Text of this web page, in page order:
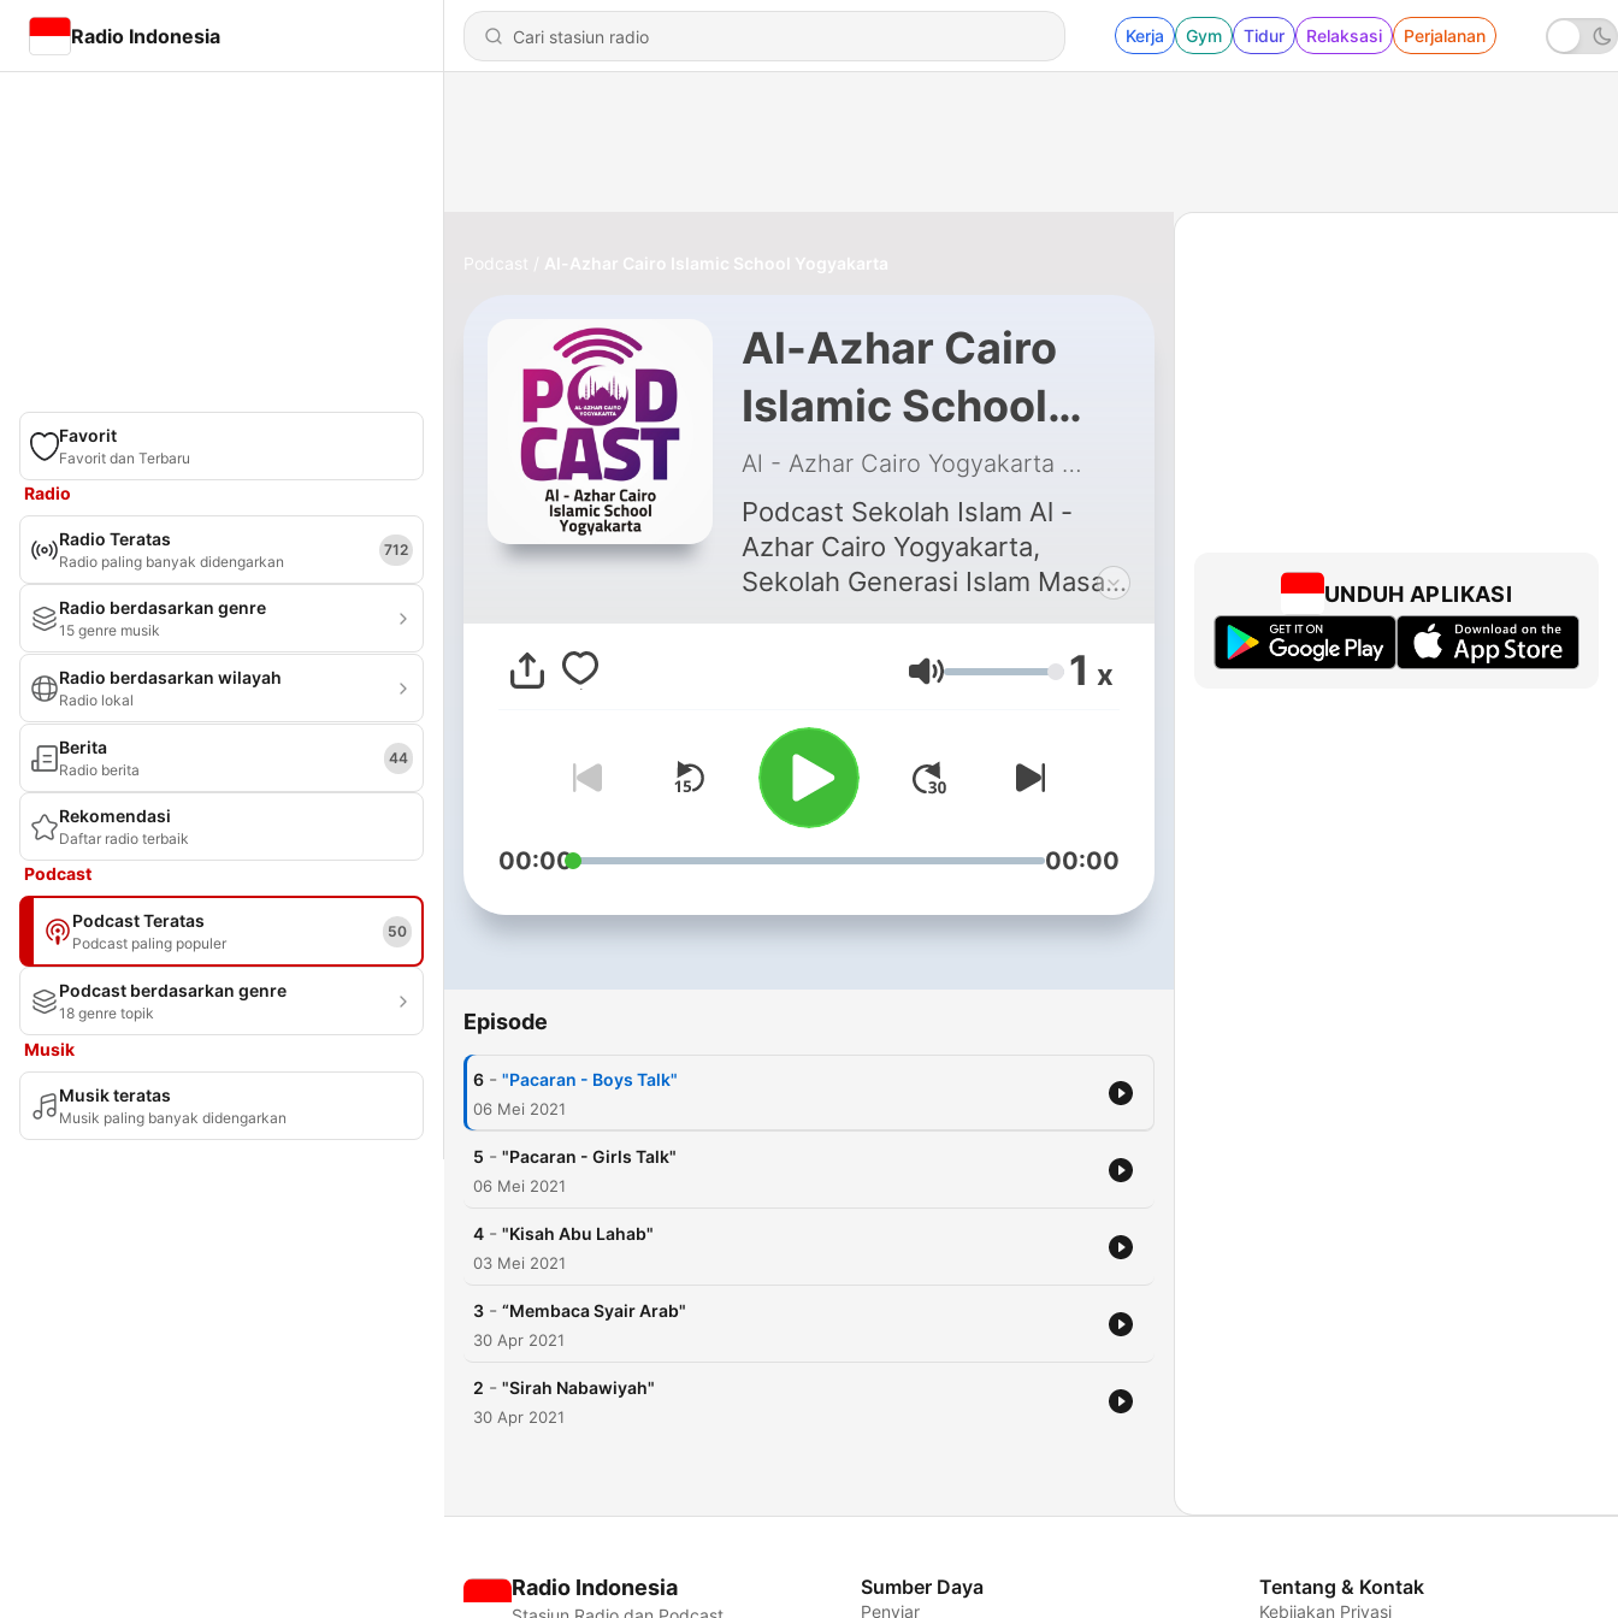
Radio Indonesia Kerja Gym Tidur Relaksasi Perjalanan
Favorit
Favorit dan Terbaru
Radio
Radio Teratas
Radio paling banyak didengarkan
712
Radio berdasarkan genre
15 genre musik
Radio berdasarkan wilayah
Radio lokal
Berita
Radio berita
44
Rekomendasi
Daftar radio terbaik
Podcast
Podcast Teratas
Podcast paling populer
50
Podcast berdasarkan genre
18 genre topik
Musik
Musik teratas
Musik paling banyak didengarkan
Podcast Al-Azhar Cairo Islamic School Yogyakarta
Al-Azhar Cairo
Islamic School
Yogyakarta
Al - Azhar Cairo Yogyakarta |
Podcast Sekolah Islam Al -
Azhar Cairo Yogyakarta,
Sekolah Generasi Islam Masa
Depan Indonesia
Volume 1 x
00:00 00:00
Episode
6 - "Pacaran - Boys Talk"
06 Mei 2021
5 - "Pacaran - Girls Talk"
06 Mei 2021
4 - "Kisah Abu Lahab"
03 Mei 2021
3 - “Membaca Syair Arab"
30 Apr 2021
2 - "Sirah Nabawiyah"
30 Apr 2021
UNDUH APLIKASI
Radio Indonesia Sumber Daya
Penyiar
Tentang & Kontak
Kebijakan Privasi